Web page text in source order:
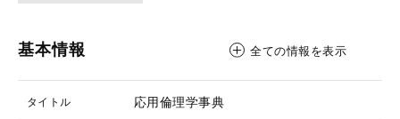
基本情報 全ての情報を表示
タイトル 応用倫理学事典